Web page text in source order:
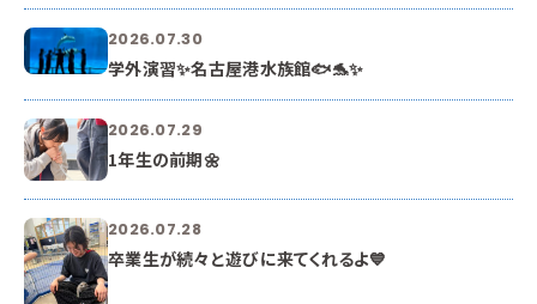
2026.07.30
学外演習✨名古屋港水族館🐟🐬✨
2026.07.29
1年生の前期🌼
2026.07.28
卒業生が続々と遊びに来てくれるよ💙